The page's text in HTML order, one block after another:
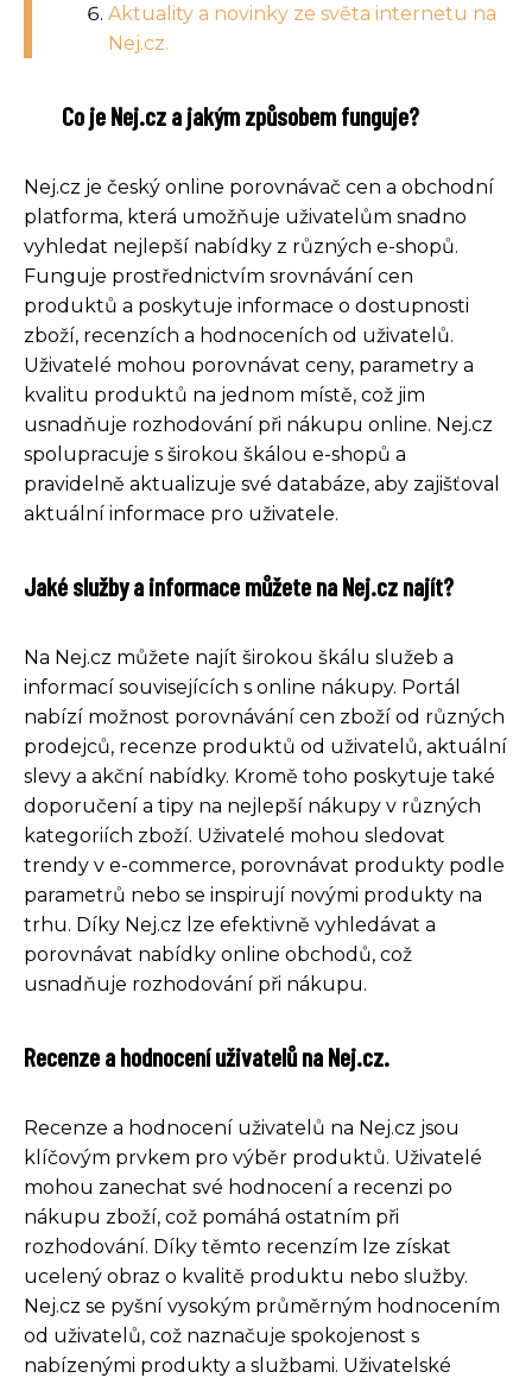
Aktuality a novinky ze světa internetu na
Nej.cz.
Co je Nej.cz a jakým způsobem funguje?
Nej.cz je český online porovnávač cen a obchodní
platforma, která umožňuje uživatelům snadno
vyhledat nejlepší nabídky z různých e-shopů.
Funguje prostřednictvím srovnávání cen
produktů a poskytuje informace o dostupnosti
zboží, recenzích a hodnoceních od uživatelů.
Uživatelé mohou porovnávat ceny, parametry a
kvalitu produktů na jednom místě, což jim
usnadňuje rozhodování při nákupu online. Nej.cz
spolupracuje s širokou škálou e-shopů a
pravidelně aktualizuje své databáze, aby zajišťoval
aktuální informace pro uživatele.
Jaké služby a informace můžete na Nej.cz najít?
Na Nej.cz můžete najít širokou škálu služeb a
informací souvisejících s online nákupy. Portál
nabízí možnost porovnávání cen zboží od různých
prodejců, recenze produktů od uživatelů, aktuální
slevy a akční nabídky. Kromě toho poskytuje také
doporučení a tipy na nejlepší nákupy v různých
kategoriích zboží. Uživatelé mohou sledovat
trendy v e-commerce, porovnávat produkty podle
parametrů nebo se inspirují novými produkty na
trhu. Díky Nej.cz lze efektivně vyhledávat a
porovnávat nabídky online obchodů, což
usnadňuje rozhodování při nákupu.
Recenze a hodnocení uživatelů na Nej.cz.
Recenze a hodnocení uživatelů na Nej.cz jsou
klíčovým prvkem pro výběr produktů. Uživatelé
mohou zanechat své hodnocení a recenzi po
nákupu zboží, což pomáhá ostatním při
rozhodování. Díky těmto recenzím lze získat
ucelený obraz o kvalitě produktu nebo služby.
Nej.cz se pyšní vysokým průměrným hodnocením
od uživatelů, což naznačuje spokojenost s
nabízenými produkty a službami. Uživatelské